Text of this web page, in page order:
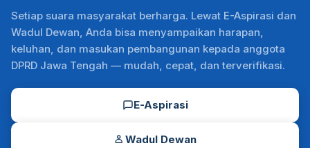
Setiap suara masyarakat berharga. Lewat E-Aspirasi dan
Wadul Dewan, Anda bisa menyampaikan harapan,
keluhan, dan masukan pembangunan kepada anggota
DPRD Jawa Tengah — mudah, cepat, dan terverifikasi.
E-Aspirasi
Wadul Dewan